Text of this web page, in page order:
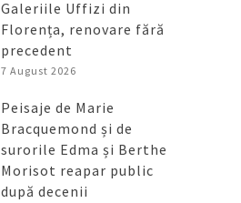
Galeriile Uffizi din
Florența, renovare fără
precedent
7 August 2026
Peisaje de Marie
Bracquemond și de
surorile Edma și Berthe
Morisot reapar public
după decenii